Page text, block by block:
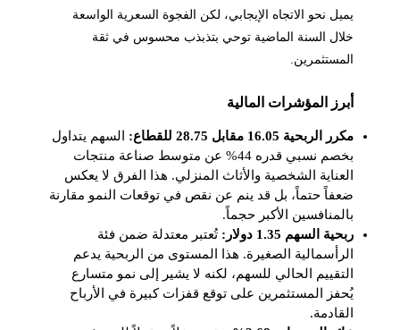
يميل نحو الاتجاه الإيجابي، لكن الفجوة السعرية الواسعة
خلال السنة الماضية توحي بتذبذب محسوس في ثقة
المستثمرين.
أبرز المؤشرات المالية
مكرر الربحية 16.05 مقابل 28.75 للقطاع:
السهم يتداول
بخصم نسبي قدره 44% عن متوسط صناعة منتجات
العناية الشخصية والأثاث المنزلي. هذا الفرق لا يعكس
ضعفاً حتماً، بل قد ينم عن نقص في توقعات النمو مقارنة
بالمنافسين الأكبر حجماً.
ربحية السهم 1.35 دولار:
تُعتبر معتدلة ضمن فئة
الرأسمالية الصغيرة. هذا المستوى من الربحية يدعم
التقييم الحالي للسهم، لكنه لا يشير إلى نمو متسارع
يُحفز المستثمرين على توقع قفزات كبيرة في الأرباح
القادمة.